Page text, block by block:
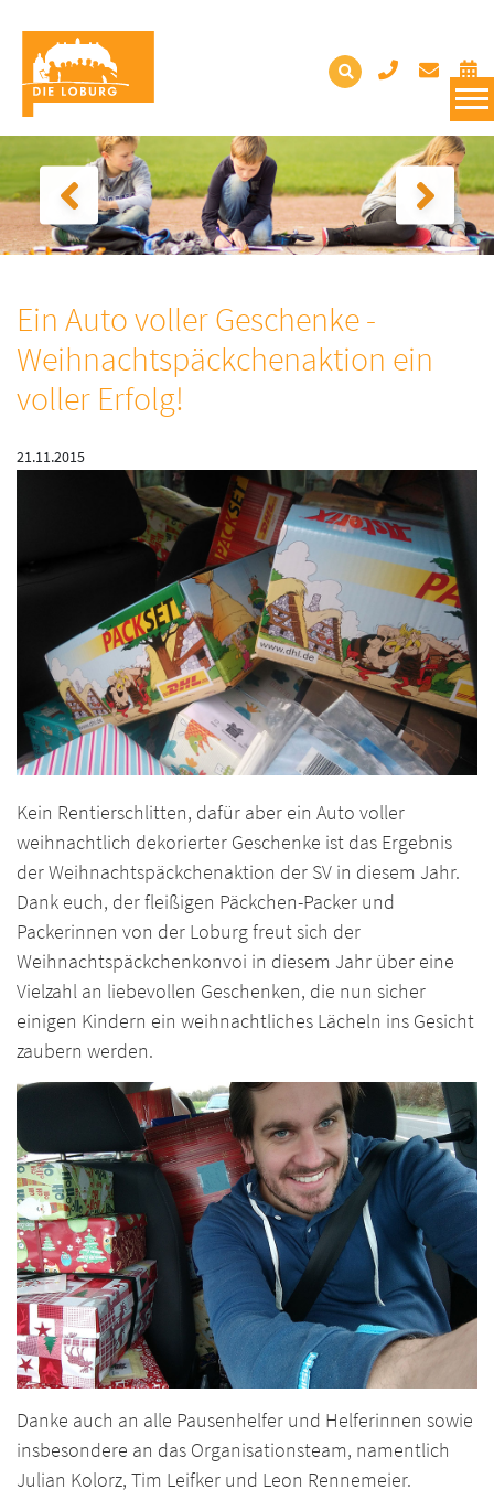
Ein Auto voller Geschenke -
Weihnachtspäckchenaktion ein
voller Erfolg!
21.11.2015
Kein Rentierschlitten, dafür aber ein Auto voller
weihnachtlich dekorierter Geschenke ist das Ergebnis
der Weihnachtspäckchenaktion der SV in diesem Jahr.
Dank euch, der fleißigen Päckchen-Packer und
Packerinnen von der Loburg freut sich der
Weihnachtspäckchenkonvoi in diesem Jahr über eine
Vielzahl an liebevollen Geschenken, die nun sicher
einigen Kindern ein weihnachtliches Lächeln ins Gesicht
zaubern werden.
Danke auch an alle Pausenhelfer und Helferinnen sowie
insbesondere an das Organisationsteam, namentlich
Julian Kolorz, Tim Leifker und Leon Rennemeier.